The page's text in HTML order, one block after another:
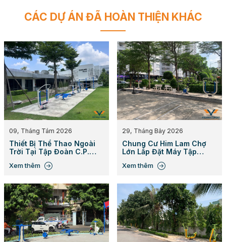
CÁC DỰ ÁN ĐÃ HOÀN THIỆN KHÁC
09, Tháng Tám 2026
Thiết Bị Thể Thao Ngoài
Trời Tại Tập Đoàn C.P.
Xem thêm
29, Tháng Bảy 2026
Chung Cư Him Lam Chợ
Lớn Lắp Đặt Máy Tập
Xem thêm